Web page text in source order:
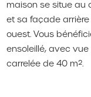
maison se situe au
et sa façade
ouest. Vous
ensoleillé, avec
carrelée de 40 m².